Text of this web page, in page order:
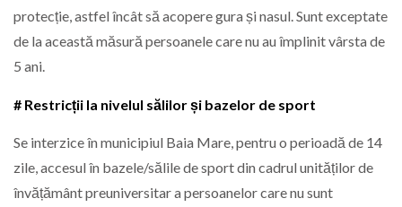
protecție, astfel încât să acopere gura și nasul. Sunt exceptate
de la această măsură persoanele care nu au împlinit vârsta de
5 ani.
# Restricții la nivelul sălilor și bazelor de sport
Se interzice în municipiul Baia Mare, pentru o perioadă de 14
zile, accesul în bazele/sălile de sport din cadrul unităților de
învățământ preuniversitar a persoanelor care nu sunt